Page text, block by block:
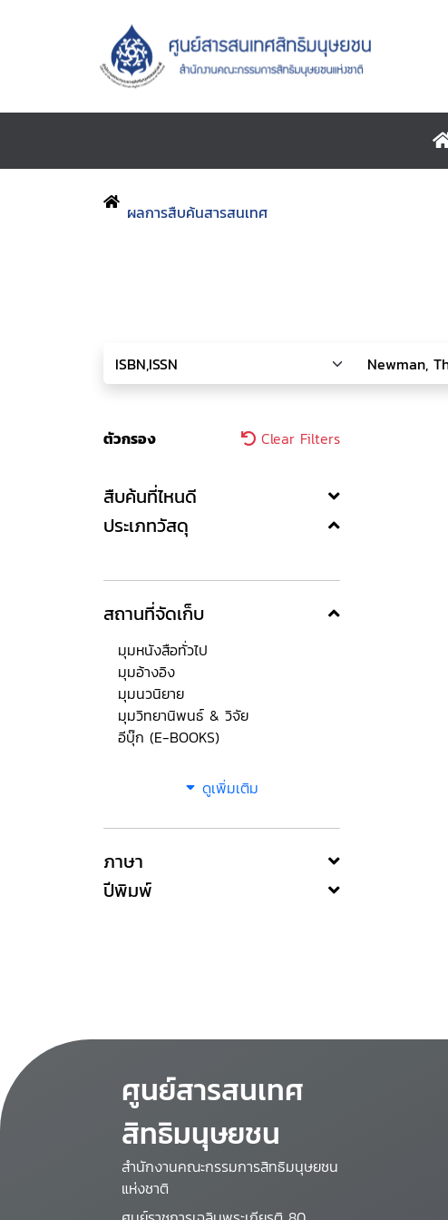
ผลการสืบค้นสารสนเทศ
ตัวกรอง Clear Filters
สืบค้นที่ไหนดี
ประเภทวัสดุ
สถานที่จัดเก็บ
มุมหนังสือทั่วไป
มุมอ้างอิง
มุมนวนิยาย
มุมวิทยานิพนธ์ & วิจัย
อีบุ๊ก (E-BOOKS)
ดูเพิ่มเติม
ภาษา
ปีพิมพ์
ศูนย์สารสนเทศ
สิทธิมนุษยชน
สำนักงานคณะกรรมการสิทธิมนุษยชน
แห่งชาติ